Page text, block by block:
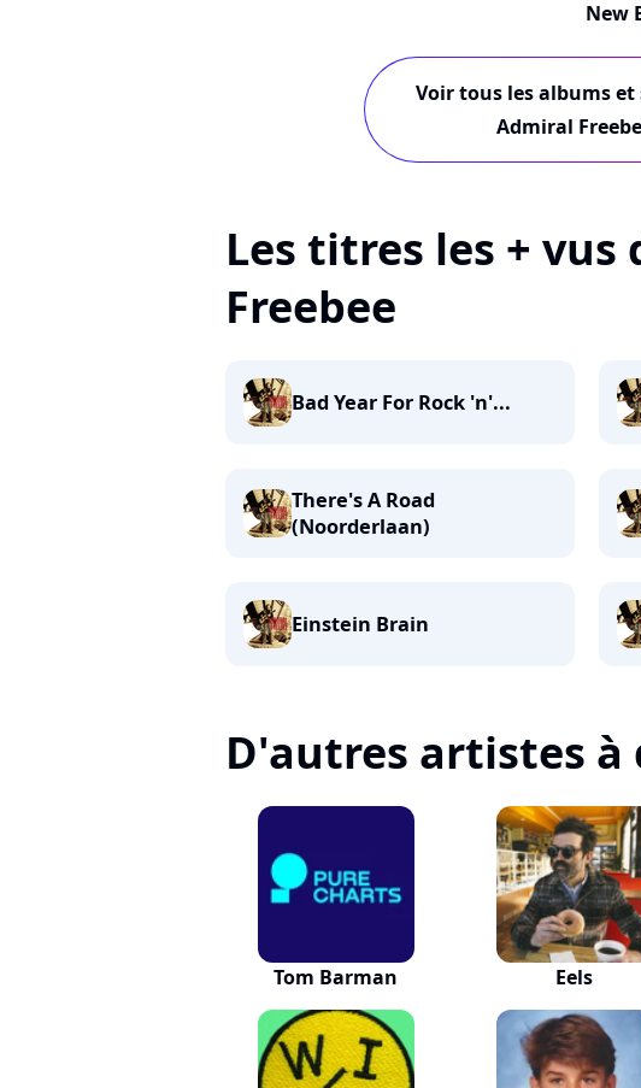
New
Voir tous les albums et
Admiral
Les titres les + vus
Freebee
Bad Year For Rock 'n'...
There's A Road
(Noorderlaan)
Einstein Brain
D'autres artistes à
Tom Barman Eels